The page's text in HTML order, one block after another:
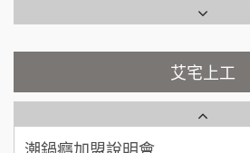
加盟預算
加盟預算
周 先生/小姐
艾宅上工
彭富貴加盟說明會
NU PASTA義大利麵加盟說明會
潮鍋癮加盟說明會
藍象廷泰式火鍋加盟說明會
日十。早午食加盟說明會